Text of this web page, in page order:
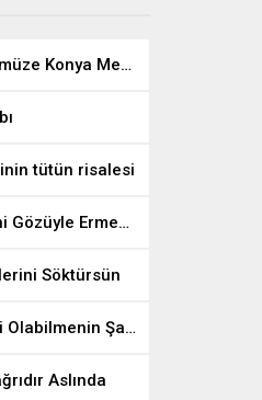
Geçmişten Günümüze Konya Meczupları
tütün risalesi
Konyalı Bir Ermeni Gözüyle Ermeni Soykırımı
Söktürsün
Bağımsız Denetçi Olabilmenin Şartları
Aslında